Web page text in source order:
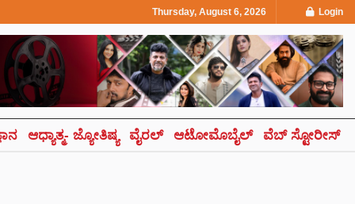
Thursday, August 6, 2026 Login
ಆಧ್ಯಾತ್ಮ- ಜ್ಯೋತಿಷ್ಯ ವೈರಲ್ ಆಟೋಮೊಬೈಲ್ ವೆಬ್ ಸ್ಟೋರೀಸ್